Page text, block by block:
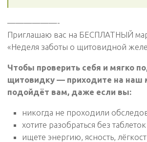
——————-
Приглашаю вас на БЕСПЛАТНЫЙ
«Неделя заботы о щитовидной
Чтобы проверить себя и мягко
щитовидку — приходите на наш
подойдёт вам, даже если вы:
никогда не проходили
хотите разобраться без таблеток
ищете энергию, ясность,